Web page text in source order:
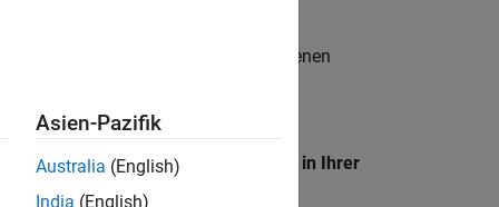
. Wenn Sie noch immer keine offenen
unseres
Standort, um alle Stellenangebote in Ihrer
Asien-Pazifik
Australia (English)
India (English)